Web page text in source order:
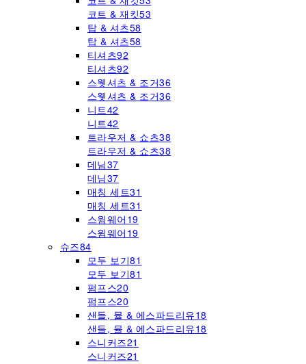
코트 & 재킷53
탑 & 셔츠58
탑 & 셔츠58
티셔츠92
티셔츠92
스웻셔츠 & 조거36
스웻셔츠 & 조거36
니트42
니트42
트라우저 & 쇼츠38
트라우저 & 쇼츠38
데님37
데님37
매칭 세트31
매칭 세트31
스윔웨어 19
스윔웨어 19
슈즈84
모두 보기81
모두 보기81
펌프스20
펌프스20
샌들, 뮬 & 에스파드리유18
샌들, 뮬 & 에스파드리유18
스니커즈21
스니커즈21